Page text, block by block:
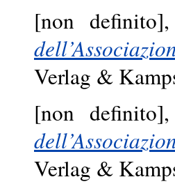
[non
Verlag &
[non
Verlag &